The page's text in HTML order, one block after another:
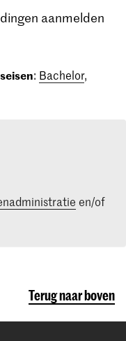
aanmelden
: Bachelor,
en/of
Terug naar boven